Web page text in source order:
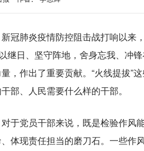
肺炎疫情防控阻击战打响以来
继日、坚守阵地，舍身忘我、冲
，作出了重要贡献。“火线提拔”
部、人民需要什么样的干部。
党员干部来说，既是检验作风
体现责任担当的磨刀石。一些作